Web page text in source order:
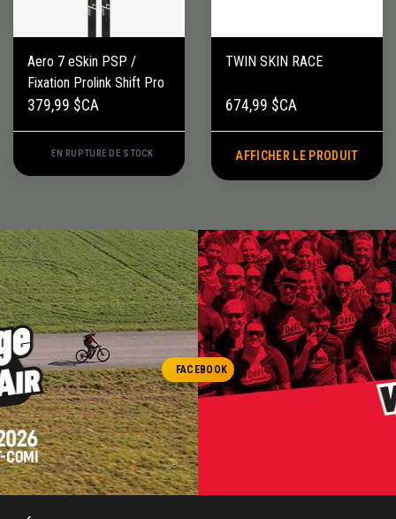
Aero 7 eSkin PSP /
Fixation Prolink Shift Pro
379,99 $CA
EN RUPTURE DE STOCK
TWIN SKIN RACE
674,99 $CA
AFFICHER LE PRODUIT
FACEBOOK